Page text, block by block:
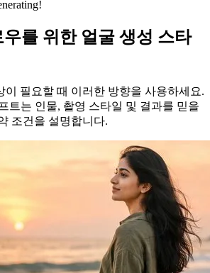
를 위한 얼굴 생성 스타
이 필요할 때 이러한 방향을 사용하세요.
트는 인물, 촬영 스타일 및 결과를 믿을
조건을 설명합니다.